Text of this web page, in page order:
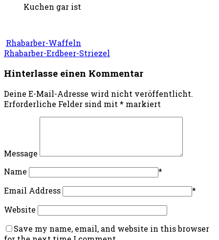
Kuchen gar ist
Rhabarber-Waffeln
Rhabarber-Erdbeer-Striezel
Hinterlasse einen Kommentar
Deine E-Mail-Adresse wird nicht veröffentlicht.
Erforderliche Felder sind mit * markiert
Message
Name
*
Email Address
*
Website
Save my name, email, and website in this browser